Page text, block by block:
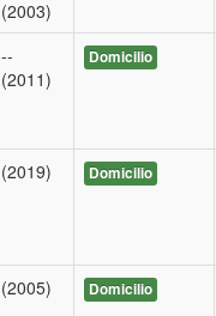
(2003)
--
(2011)
Domicilio
(2019) Domicilio
(2005) Domicilio